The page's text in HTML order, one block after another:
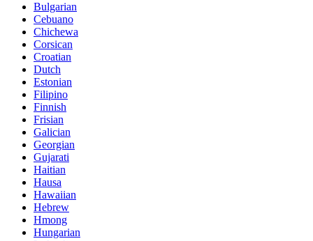
Bulgarian
Cebuano
Chichewa
Corsican
Croatian
Dutch
Estonian
Filipino
Finnish
Frisian
Galician
Georgian
Gujarati
Haitian
Hausa
Hawaiian
Hebrew
Hmong
Hungarian